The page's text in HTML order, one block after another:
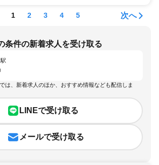
1 2 3 4 5 次へ
条件の新着求人を受け取る
は、新着求人のほか、おすすめ情報なども配信しま
LINEで受け取る
メールで受け取る